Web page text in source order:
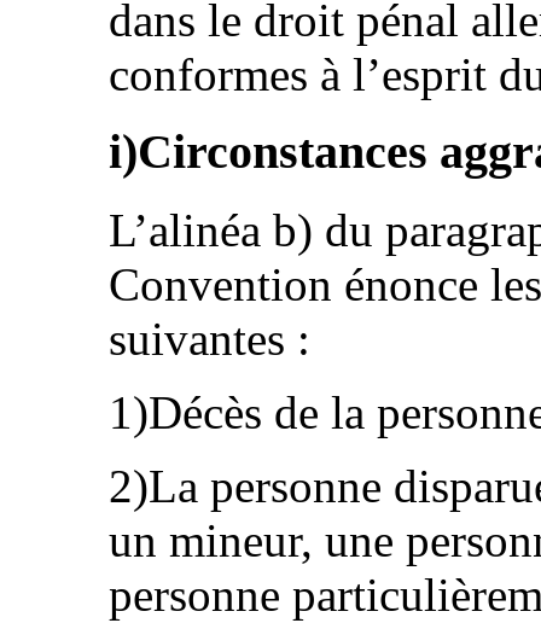
dans le droit pénal
conformes à l’esprit
i)Circonstances
L’alinéa b) du
Convention énonce
suivantes :
1)Décès de la
2)La personne
un mineur, une
personne